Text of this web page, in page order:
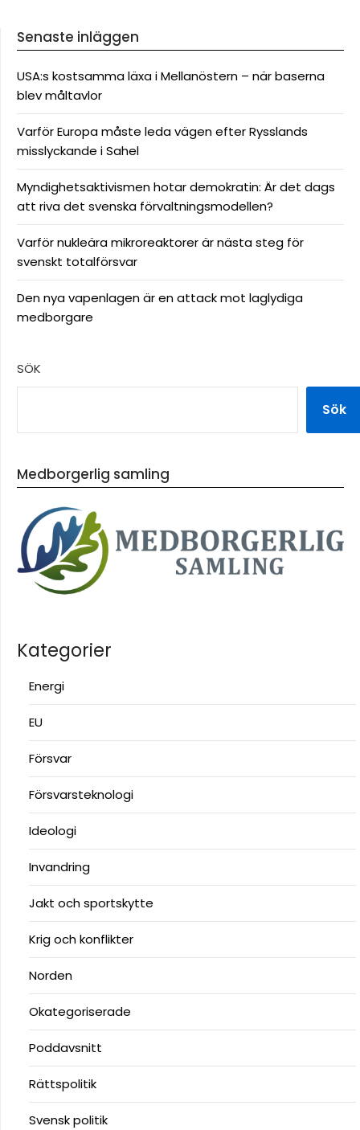
Senaste inläggen
USA:s kostsamma läxa i Mellanöstern – när baserna
blev måltavlor
Varför Europa måste leda vägen efter Rysslands
misslyckande i Sahel
Myndighetsaktivismen hotar demokratin: Är det dags
att riva det svenska förvaltningsmodellen?
Varför nukleära mikroreaktorer är nästa steg för
svenskt totalförsvar
Den nya vapenlagen är en attack mot laglydiga
medborgare
SÖK
Sök
Medborgerlig samling
Kategorier
Energi
EU
Försvar
Försvarsteknologi
Ideologi
Invandring
Jakt och sportskytte
Krig och konflikter
Norden
Okategoriserade
Poddavsnitt
Rättspolitik
Svensk politik